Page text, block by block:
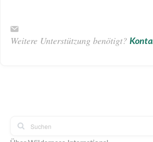
Weitere Unterstützung benötigt?